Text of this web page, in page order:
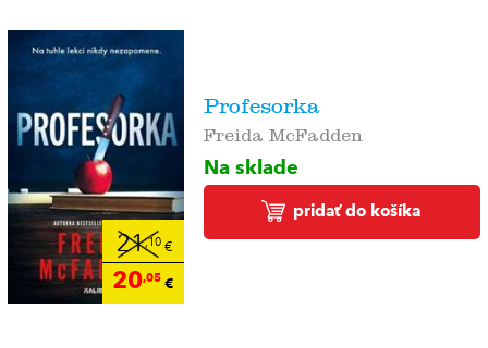
21,10€
20,05€
Profesorka
Freida McFadden
Na sklade
pridať do košíka